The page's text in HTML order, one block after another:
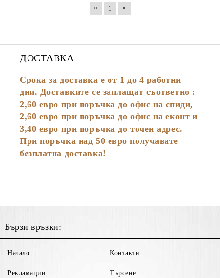
«
1 »
ДОСТАВКА
Срока за доставка е от 1 до 4 работни
дни. Доставките се заплащат съответно :
2,60 евро при поръчка до офис на спиди,
2,60 евро при поръчка до офис на еконт и
3,40 евро при поръчка до точен адрес.
При поръчка над 50 евро получавате
безплатна доставка!
Бързи връзки:
Начало
Рекламации
Контакти
Търсене